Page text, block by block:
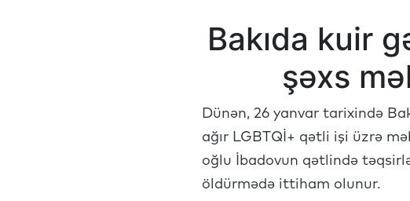
Bakıda kuir
şəxs
Dünən, 26 yanvar tarixində
ağır LGBTQİ+ qətli işi üzrə
oğlu İbadovun qətlində
öldürmədə ittiham olunur.